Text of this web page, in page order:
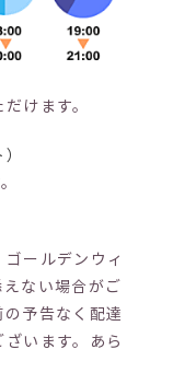
けます。
ールデンウィ
ない場合がご
予告なく配達
います。あら